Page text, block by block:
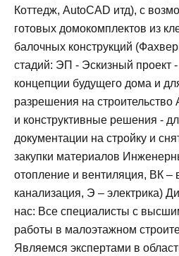
Коттедж, AutoCAD итд), с
готовых домокомплектов из
балочных конструкций
стадий: ЭП - Эскизный проект
концепции будущего дома и
разрешения на
и конструктивные решения -
документации на стройку и
закупки материалов
отопление и вентиляция, ВК –
канализация, Э – электрика)
нас: Все специалисты с
работы в малоэтажном
Являемся экспертами в